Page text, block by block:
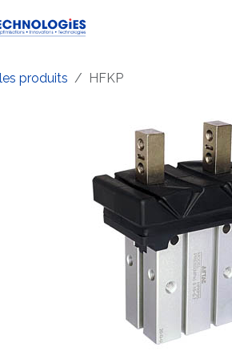
produits HFKP